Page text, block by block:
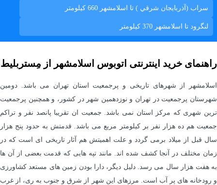
سراب (آذربايجان شرقي ) تا اسلامشهر 660 کیلومتر
لنگرود تا اسلامشهر 370 کیلومتر
راهنمای خرید اینترنتی اتوبوس اسلامشهر از مِستربلیط
اسلامشهر از شهرهای تاریخی و پرجمعیت استان تهران می باشد. دومین
شهرستان پرجمعیت در تهران و نوزدهمین شهر در کشور، و همچنین پرجمعیت
ترین شهری که مرکز استان نمی باشد. جمعیت ان تقریبا پانصد نفر و تراکم
جمعیت هم ده هزار نفر بر کیلومتر مربع می باشد. قدمتش به حدود پنج هزار
سال قبل از میلاد برمی گردد و علت اهمیتش هم آثار تاریخی ای است که در
زمان مختلف در آنجا کشف شده اند. مانند تپه هایی که قدمت بعضی از آن ها
به هفت هزار سال می رسد. دلیل دیگر، دارا بودن زمین های مستعد کشاورزی
و رودخانه های پر آب است. مرزهای این شهر از شرق و جنوب به ری، از غرب